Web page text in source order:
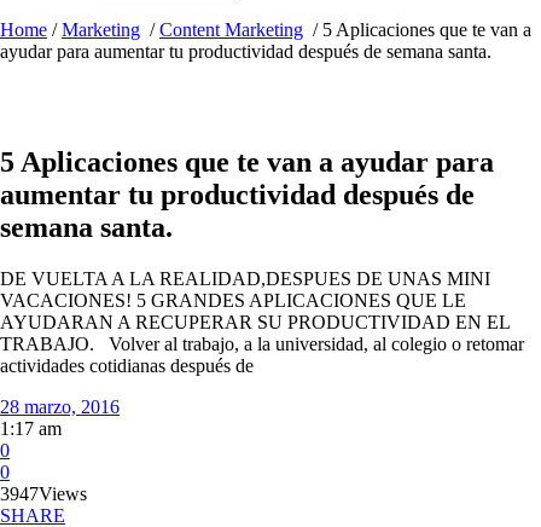
Home /Marketing /Content Marketing / 5 Aplicaciones que te van a
ayudar para aumentar tu productividad después de semana santa.
5 Aplicaciones que te van a ayudar para
aumentar tu productividad después de
semana santa.
DE VUELTA A LA REALIDAD,DESPUES DE UNAS MINI
VACACIONES! 5 GRANDES APLICACIONES QUE LE
AYUDARAN A RECUPERAR SU PRODUCTIVIDAD EN EL
TRABAJO. Volver al trabajo, a la universidad, al colegio o retomar
actividades cotidianas después de
28 marzo, 2016
1:17 am
0
0
3947Views
SHARE